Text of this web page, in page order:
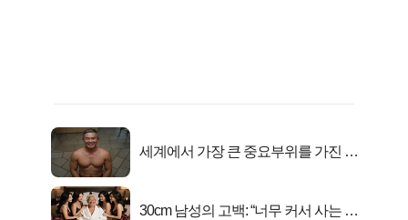
세계에서 가장 큰 중요부위를 가진 남
30cm 남성의 고백: “너무 커서 사는 게